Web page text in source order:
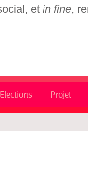
et in fine,
Elections Projet